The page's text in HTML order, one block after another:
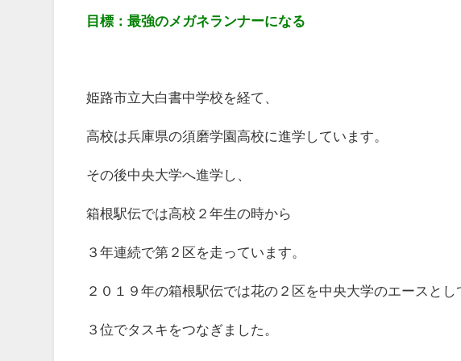
目標：最強のメガネランナーになる
姫路市立大白書中学校を経て、
高校は兵庫県の須磨学園高校に進学しています。
その後中央大学へ進学し、
箱根駅伝では高校２年生の時から
３年連続で第２区を走っています。
２０１９年の箱根駅伝では花の２区を中央大学のエースとし
３位でタスキをつなぎました。